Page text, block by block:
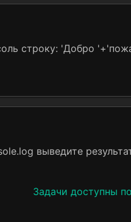
строку: 'Добро
выведите
Задачи доступны